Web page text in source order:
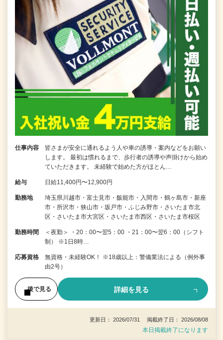
仕事内容
皆さまが安全に通れるよう人や車の誘導・案内などをお願い
します。 最初は慣れるまで、歩行者の誘導や声掛けから始め
ていただきます。 未経験で始めた方がほとん…
給与 日給11,400円〜12,900円
勤務地
埼玉県川越市・富士見市・飯能市・入間市・鶴ヶ島市・新座
市・所沢市・狭山市・坂戸市・ふじみ野市・さいたま市北
区・さいたま市大宮区・さいたま市西区・さいたま市桜区
勤務時間
＜夜勤＞ ・20：00〜翌5：00 ・21：00〜翌6：00（シフト
制） ※1日8時…
応募資格
無資格・未経験OK！ ※18歳以上：警備業法による（例外事
由2号）
後で見る 詳細を見る
更新日： 2026/07/31 掲載終了日： 2026/08/08
本日掲載終了になります